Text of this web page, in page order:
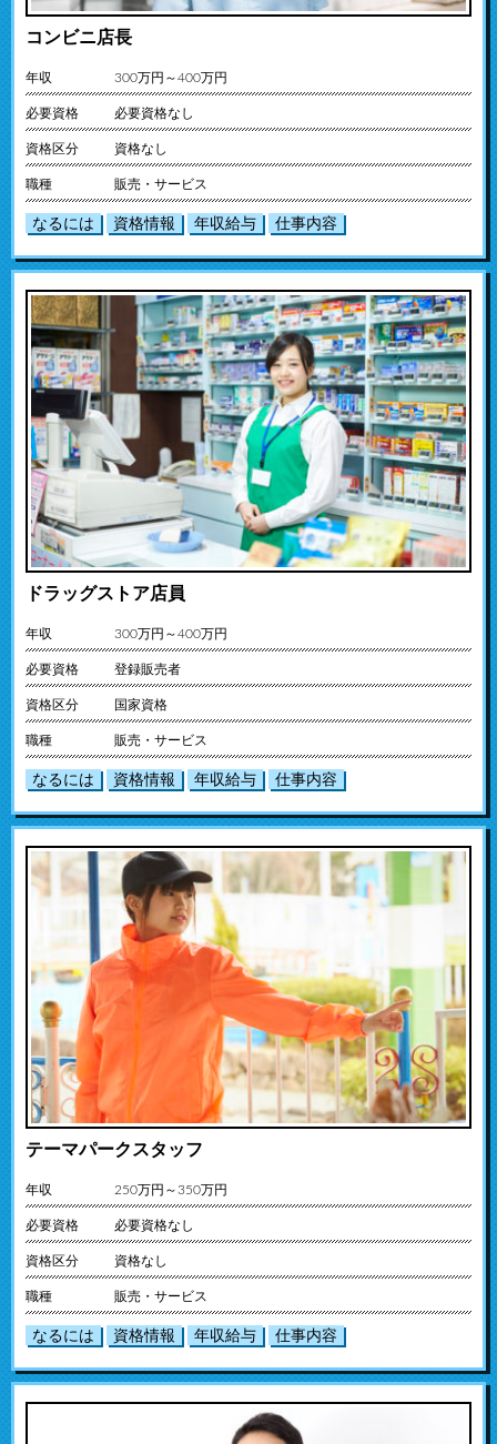
コンビニ店長
年収 300万円～400万円
必要資格 必要資格なし
資格区分 資格なし
職種 販売・サービス
なるには 資格情報 年収給与 仕事内容
ドラッグストア店員
年収 300万円～400万円
必要資格 登録販売者
資格区分 国家資格
職種 販売・サービス
なるには 資格情報 年収給与 仕事内容
テーマパークスタッフ
年収 250万円～350万円
必要資格 必要資格なし
資格区分 資格なし
職種 販売・サービス
なるには 資格情報 年収給与 仕事内容